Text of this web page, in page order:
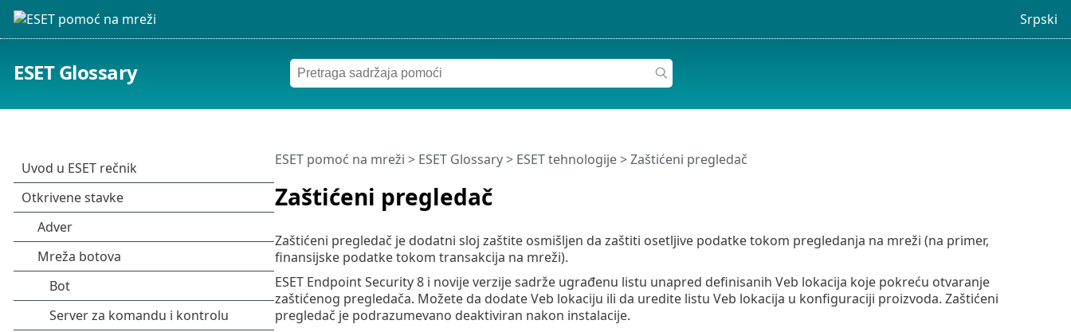
Srpski
ESET Glossary
Zaštićeni pregledač
ESET pomoć na mreži > ESET Glossary> ESET tehnologije > Zaštićeni pregledač
Zaštićeni pregledač je dodatni sloj zaštite osmišljen da zaštiti osetljive podatke tokom pregledanja na mreži (na primer,
finansijske podatke tokom transakcija na mreži).
ESET Endpoint Security 8 i novije verzije sadrže ugrađenu listu unapred definisanih Veb lokacija koje pokreću otvaranje
zaštićenog pregledača. Možete da dodate Veb lokaciju ili da uredite listu Veb lokacija u konfiguraciji proizvoda. Zaštićeni
pregledač je podrazumevano deaktiviran nakon instalacije.